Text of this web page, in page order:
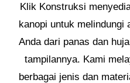
Klik Konstruksi
kanopi untuk melindungi
Anda dari panas dan
tampilannya. Kami
berbagai jenis dan